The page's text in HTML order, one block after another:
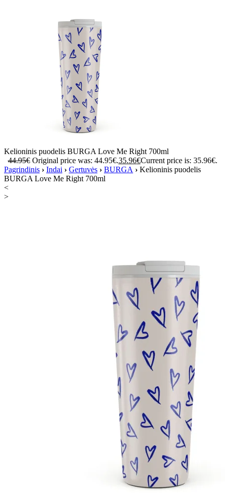
Kelioninis puodelis BURGA Love Me Right 700ml
44.95€ Original price was: 44.95€.35.96€Current price is: 35.96€.
Pagrindinis › Indai › Gertuvės › BURGA › Kelioninis puodelis
BURGA Love Me Right 700ml
<
>